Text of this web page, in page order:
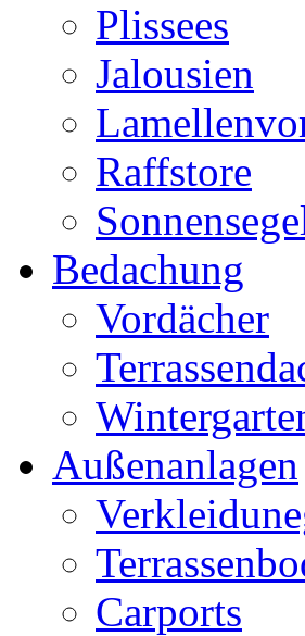
Plissees
Jalousien
Raffstore
Bedachung
Vordächer
Außenanlagen
Carports